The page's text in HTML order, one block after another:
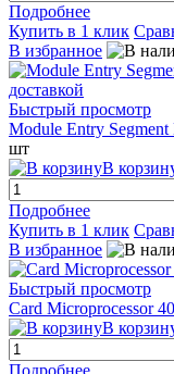
Подробнее
Купить в 1 клик
В избранное
Быстрый просмотр
Module Entry
шт
В
Подробнее
Купить в 1 клик
В избранное
Быстрый просмотр
Сard Microprocessor
В
Подробнее